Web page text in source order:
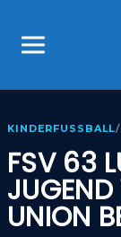
KINDERFUSSBALL
FSV 63
JUGEND
NION